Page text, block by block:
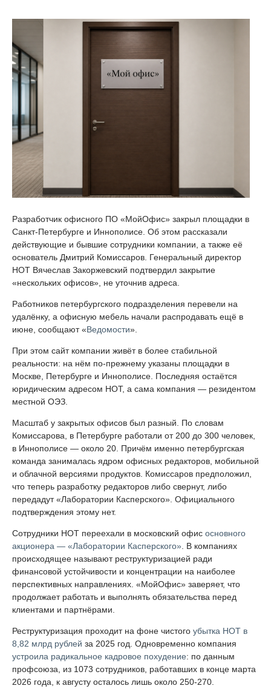
Разработчик офисного ПО «МойОфис» закрыл площадки в
Санкт-Петербурге и Иннополисе. Об этом рассказали
действующие и бывшие сотрудники компании, а также её
основатель Дмитрий Комиссаров. Генеральный директор
НОТ Вячеслав Закоржевский подтвердил закрытие
«нескольких офисов», не уточнив адреса.
Работников петербургского подразделения перевели на
удалёнку, а офисную мебель начали распродавать ещё в
июне, сообщают «Ведомости».
При этом сайт компании живёт в более стабильной
реальности: на нём по-прежнему указаны площадки в
Москве, Петербурге и Иннополисе. Последняя остаётся
юридическим адресом НОТ, а сама компания — резидентом
местной ОЭЗ.
Масштаб у закрытых офисов был разный. По словам
Комиссарова, в Петербурге работали от 200 до 300 человек,
в Иннополисе — около 20. Причём именно петербургская
команда занималась ядром офисных редакторов, мобильной
и облачной версиями продуктов. Комиссаров предположил,
что теперь разработку редакторов либо свернут, либо
передадут «Лаборатории Касперского». Официального
подтверждения этому нет.
Сотрудники НОТ переехали в московский офис основного
акционера — «Лаборатории Касперского» . В компаниях
происходящее называют реструктуризацией ради
финансовой устойчивости и концентрации на наиболее
перспективных направлениях. «МойОфис» заверяет, что
продолжает работать и выполнять обязательства перед
клиентами и партнёрами.
Реструктуризация проходит на фоне чистого убытка НОТ в
8,82 млрд рублей за 2025 год. Одновременно компания
устроила радикальное кадровое похудение: по данным
профсоюза, из 1073 сотрудников, работавших в конце марта
2026 года, к августу осталось лишь около 250-270.